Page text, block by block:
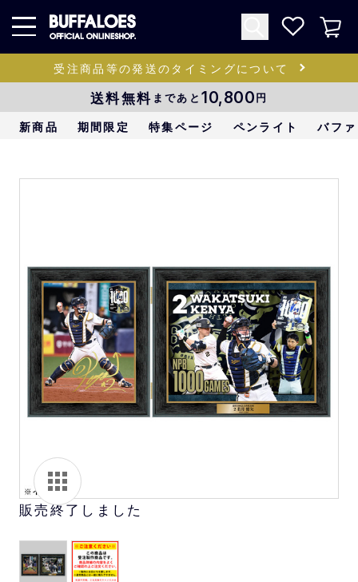
受注商品等の発送のタイミングについて
送料無料 まであと 10,800円
新商品 期間限定 特集ページ ペンライト バフ
販売終了しました